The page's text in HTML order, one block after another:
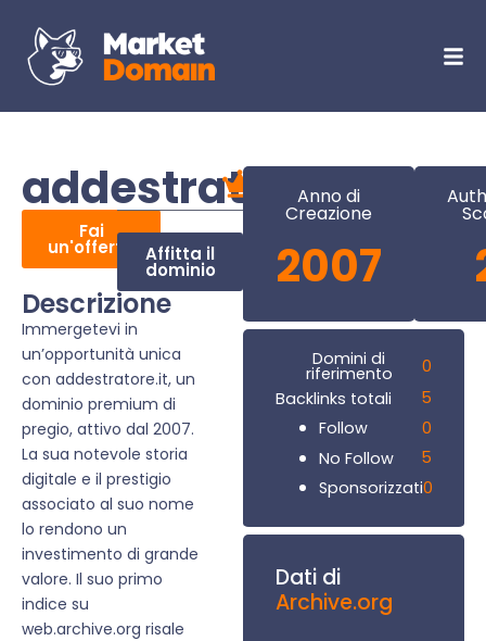
addestratore.it
Fai
un'offerta Affitta il
dominio
Descrizione
Immergetevi in
un’opportunità unica
con addestratore.it, un
dominio premium di
pregio, attivo dal 2007.
La sua notevole storia
digitale e il prestigio
associato al suo nome
lo rendono un
investimento di grande
valore. Il suo primo
indice su
web.archive.org risale
Anno di
Creazione
2007
Domini di
riferimento
0
Backlinks totali
5
Follow
0
No Follow
5
Sponsorizzati0
Dati di
Archive.org